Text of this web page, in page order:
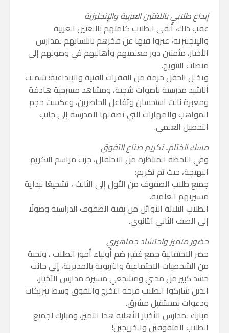
​إبداع طلابي باللغتين العربية والإنجليزية
​عقب ذلك، ألقى الطلاب كلمتهم باللغتين العربية
والإنجليزية، عبروا فيها عن فخرهم بانتسابهم لمدارس
الأخيار، مثمنين دور معلميهم وأهاليهم في وصولهم إلى
منصات التتويج.
​وتخلل الحفل حزمة من الفقرات الفنية والإبداعية؛ شملت
أناشيد مدرسية بأصوات شجية، ومشاهد مسرحية هادفة
ومعبرة نالت استحسان وتفاعل الحاضرين، وعكست حجم
المواهب والمهارات التي تصقلها المدرسة إلى جانب
التحصيل العلمي.
​مسك الختام.. تكريم صناع التفوق
​وفي اللحظة المنتظرة من الاحتفال، جرت مراسم التكريم
البهيجة، حيث تم تكريم:
​جميع طلاب الصفوف من الأول إلى الثالث ، تشجيعًا لبداية
مسيرتهم العلمية.
​الطلاب الثلاثة الأوائل من بقية الصفوف الدراسية وصولًا
إلى الصف الثاني الثانوي.
​حضور متميز واحتشاد جماهيري
​حضر الاحتفالية جمع غفير ضم أولياء أمور الطلاب ، ونخبة
من الشخصيات الاجتماعية والتربوية بالمديرية، إلى جانب
حشد كبير من محبي ومشجعي مسيرة مدارس الأخيار،
الذين شاركوا الطلاب فرحة التخرج والتفوق وسط تبريكات
ودعوات بمستقبل مشرق.
​مبارك لمدارس الأخيار الأهلية هذا التميز، ومبارك لجميع
الطلاب المتفوقين والخريجين!